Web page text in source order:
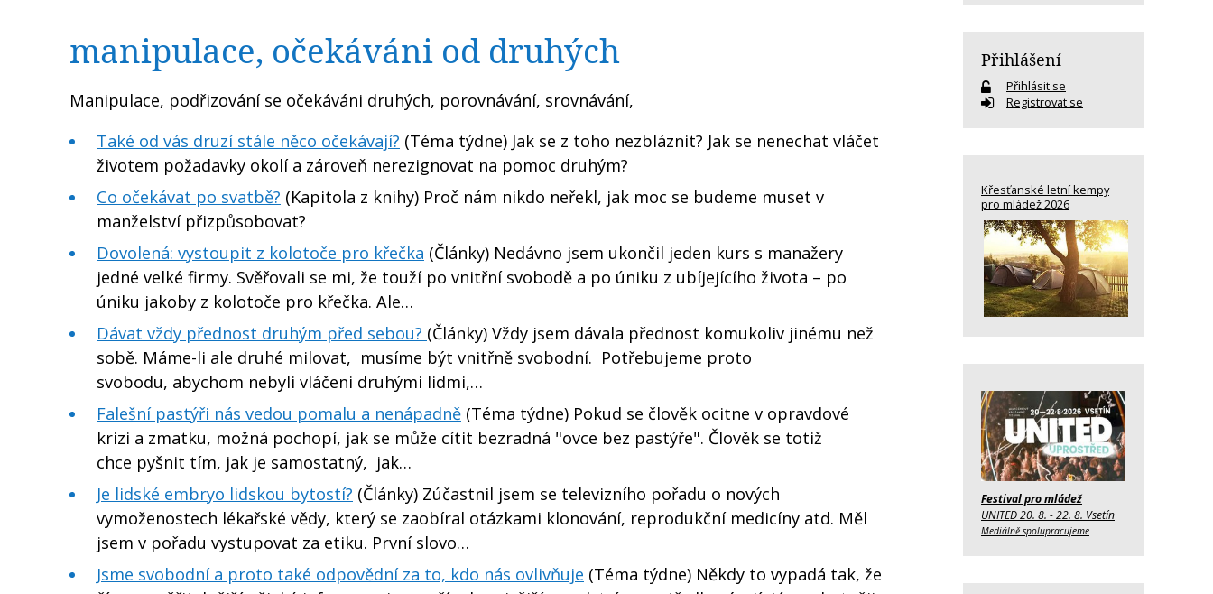
manipulace, očekáváni od druhých
Manipulace, podřizování se očekáváni druhých, porovnávání, srovnávání,
Také od vás druzí stále něco očekávají? (Téma týdne) Jak se z toho nezbláznit? Jak se nenechat vláčet
životem požadavky okolí a zároveň nerezignovat na pomoc druhým?
Co očekávat po svatbě? (Kapitola z knihy) Proč nám nikdo neřekl, jak moc se budeme muset v
manželství přizpůsobovat?
Dovolená: vystoupit z kolotoče pro křečka (Články) Nedávno jsem ukončil jeden kurs s manažery
jedné velké firmy. Svěřovali se mi, že touží po vnitřní svobodě a po úniku z ubíjejícího života – po
úniku jakoby z kolotoče pro křečka. Ale…
Dávat vždy přednost druhým před sebou? (Články) Vždy jsem dávala přednost komukoliv jinému než
sobě. Máme-li ale druhé milovat, musíme být vnitřně svobodní. Potřebujeme proto
svobodu, abychom nebyli vláčeni druhými lidmi,…
Falešní pastýři nás vedou pomalu a nenápadně (Téma týdne) Pokud se člověk ocitne v opravdové
krizi a zmatku, možná pochopí, jak se může cítit bezradná "ovce bez pastýře". Člověk se totiž
chce pyšnit tím, jak je samostatný, jak…
Je lidské embryo lidskou bytostí? (Články) Zúčastnil jsem se televizního pořadu o nových
vymoženostech lékařské vědy, který se zaobíral otázkami klonování, reprodukční medicíny atd. Měl
jsem v pořadu vystupovat za etiku. První slovo…
Jsme svobodní a proto také odpovědní za to, kdo nás ovlivňuje (Téma týdne) Někdy to vypadá tak, že
Přihlášení
Přihlásit se
Registrovat se
Křesťanské letní kempy
pro mládež 2026
Festival pro mládež
UNITED 20. 8. - 22. 8. Vsetín
Mediálně spolupracujeme